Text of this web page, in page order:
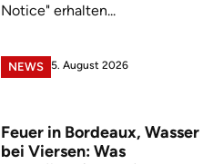
Notice" erhalten...
NEWS 5. August 2026
Feuer in Bordeaux, Wasser
bei Viersen: Was